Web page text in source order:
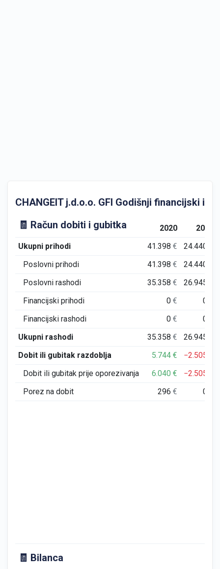
CHANGEIT j.d.o.o. GFI Godišnji financijski
🧾 Račun dobiti i gubitka
2020
2021
Ukupni prihodi
41.398€ 24.440
Poslovni prihodi
41.398€ 24.440
Poslovni rashodi
35.358€ 26.945
Financijski prihodi
0€ 0
Financijski rashodi
0€ 0
Ukupni rashodi
35.358€ 26.945
Dobit ili gubitak razdoblja
5.744€ −2.505
Dobit ili gubitak prije oporezivanja
6.040€ −2.505
Porez na dobit
296€ 0
🧾 Bilanca